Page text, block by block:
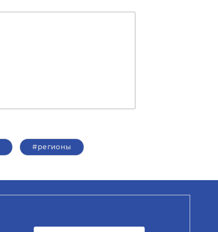
#регионы